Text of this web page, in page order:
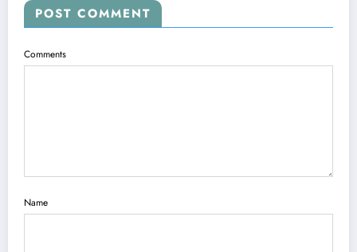
POST COMMENT
Comments
Name